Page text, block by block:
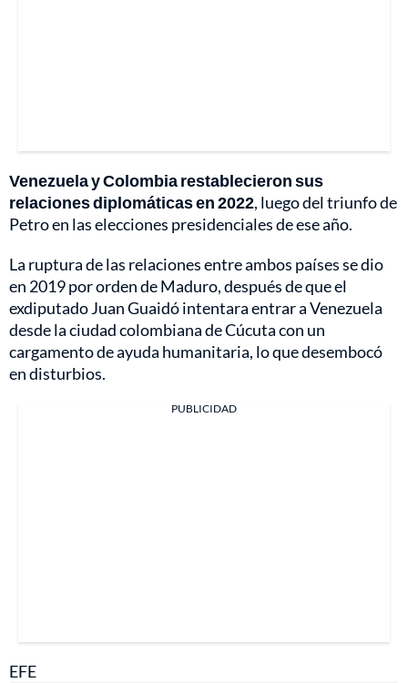
Venezuela y Colombia restablecieron sus
relaciones diplomáticas en 2022, luego del triunfo de
Petro en las elecciones presidenciales de ese año.
La ruptura de las relaciones entre ambos países se dio
en 2019 por orden de Maduro, después de que el
exdiputado Juan Guaidó intentara entrar a Venezuela
desde la ciudad colombiana de Cúcuta con un
cargamento de ayuda humanitaria, lo que desembocó
en disturbios.
PUBLICIDAD
EFE